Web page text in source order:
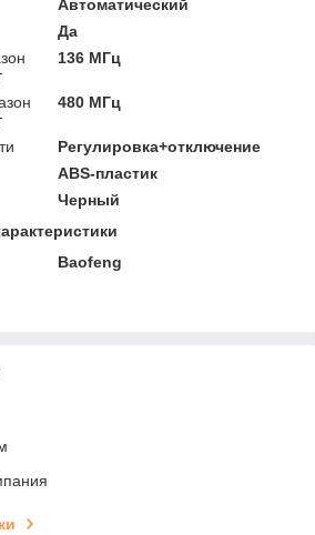
Автоматический
Да
136 МГц
480 МГц
Регулировка+отключение
ABS-пластик
Черный
Baofeng